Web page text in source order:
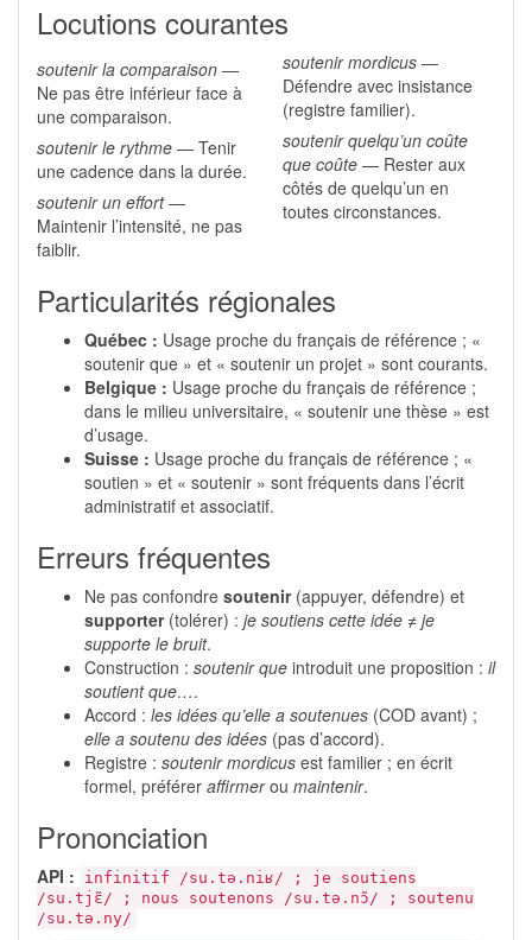
Locutions courantes
soutenir la comparaison —
Ne pas être inférieur face à
une comparaison.
soutenir le rythme — Tenir
une cadence dans la durée.
soutenir un effort—
Maintenir l’intensité, ne pas
faiblir.
soutenir mordicus —
Défendre avec insistance
(registre familier).
soutenir quelqu’un coûte
que coûte — Rester aux
côtés de quelqu’un en
toutes circonstances.
Particularités régionales
Québec : Usage proche du français de référence ; «
soutenir que » et « soutenir un projet » sont courants.
Belgique : Usage proche du français de référence ;
dans le milieu universitaire, « soutenir une thèse » est
d’usage.
Suisse : Usage proche du français de référence ; «
soutien » et « soutenir » sont fréquents dans l’écrit
administratif et associatif.
Erreurs fréquentes
Ne pas confondre soutenir(appuyer, défendre) et
supporter(tolérer) : je soutiens cette idée ≠ je
supporte le bruit.
Construction : soutenir que introduit une proposition : il
soutient que….
Accord : les idées qu’elle a soutenues (COD avant) ;
elle a soutenu des idées (pas d’accord).
Registre : soutenir mordicus est familier ; en écrit
formel, préférer affirmerou maintenir.
Prononciation
API :
infinitif /su.tə.niʁ/ ; je soutiens
/su.tjɛ̃/ ; nous soutenons /su.tə.nɔ̃/ ; soutenu
/su.tə.ny/